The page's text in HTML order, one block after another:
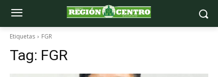
Etiquetas FGR
Tag: FGR